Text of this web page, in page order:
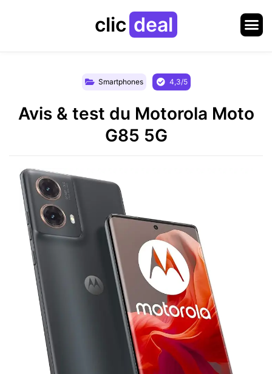
clic deal
Smartphones 4,3/5
Avis & test du Motorola Moto
G85 5G